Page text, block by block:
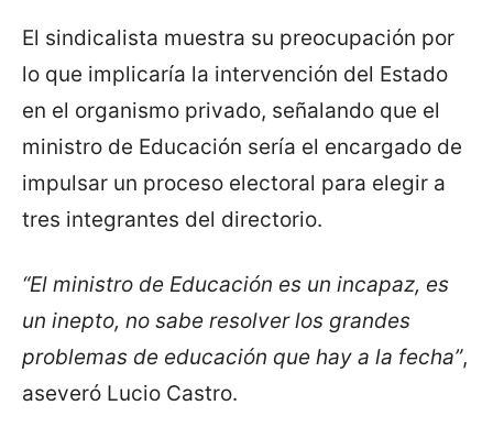
El sindicalista muestra su preocupación por
lo que implicaría la intervención del Estado
en el organismo privado, señalando que el
ministro de Educación sería el encargado de
impulsar un proceso electoral para elegir a
tres integrantes del directorio.
“El ministro de Educación es un incapaz, es
un inepto, no sabe resolver los grandes
problemas de educación que hay a la fecha”,
aseveró Lucio Castro.